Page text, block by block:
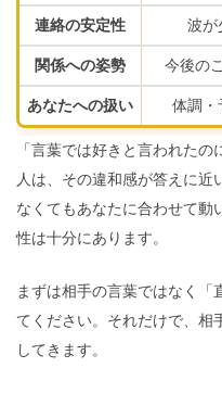
連絡の安定性 波が
関係への姿勢 今後の
あなたへの扱い 体調・
「言葉では好きと言われた
人は、その違和感が答えに
なくてもあなたに合わせて動
性は十分にあります。
まずは相手の言葉ではなく「
てください。それだけで、相
してきます。